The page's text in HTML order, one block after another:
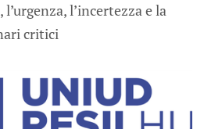
l’incertezza e la
critici